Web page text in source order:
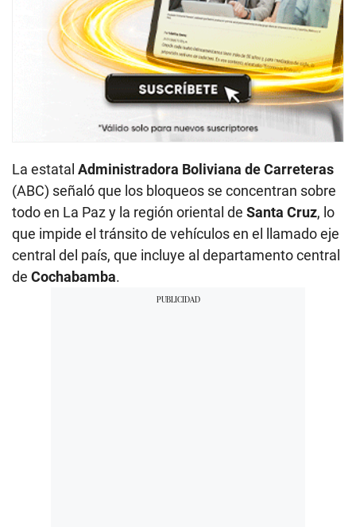
La estatal Administradora Boliviana de Carreteras
(ABC) señaló que los bloqueos se concentran sobre
todo en La Paz y la región oriental de Santa Cruz, lo
que impide el tránsito de vehículos en el llamado eje
central del país, que incluye al departamento central
de Cochabamba.